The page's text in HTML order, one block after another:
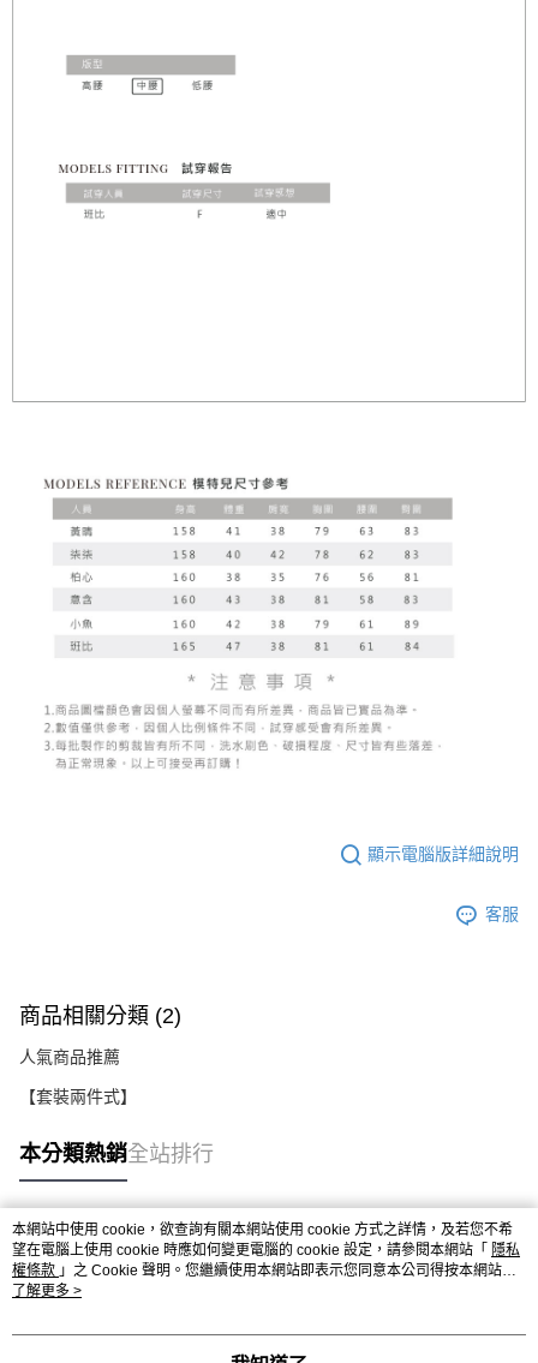
顯示電腦版詳細說明
客服
商品相關分類 (2)
人氣商品推薦
【套裝兩件式】
本分類熱銷全站排行
熱門標籤
本網站中使用 cookie，欲查詢有關本網站使用 cookie 方式之詳情，及若您不希
望在電腦上使用 cookie 時應如何變更電腦的 cookie 設定，請參閱本網站「 隱私
權條款 」之 Cookie 聲明。您繼續使用本網站即表示您同意本公司得按本網站使
用條款之 Cookie 聲明使用 cookie。
了解更多 >